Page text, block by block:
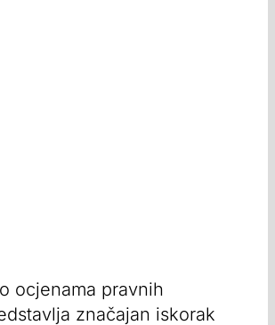
ocjenama pravnih
značajan iskorak